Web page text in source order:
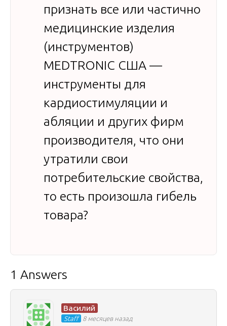
признать все или частично
медицинские изделия
(инструментов)
MEDTRONIC США —
инструменты для
кардиостимуляции и
абляции и других фирм
производителя, что они
утратили свои
потребительские свойства,
то есть произошла гибель
товара?
1 Answers
Василий
Staff 8 месяцев назад